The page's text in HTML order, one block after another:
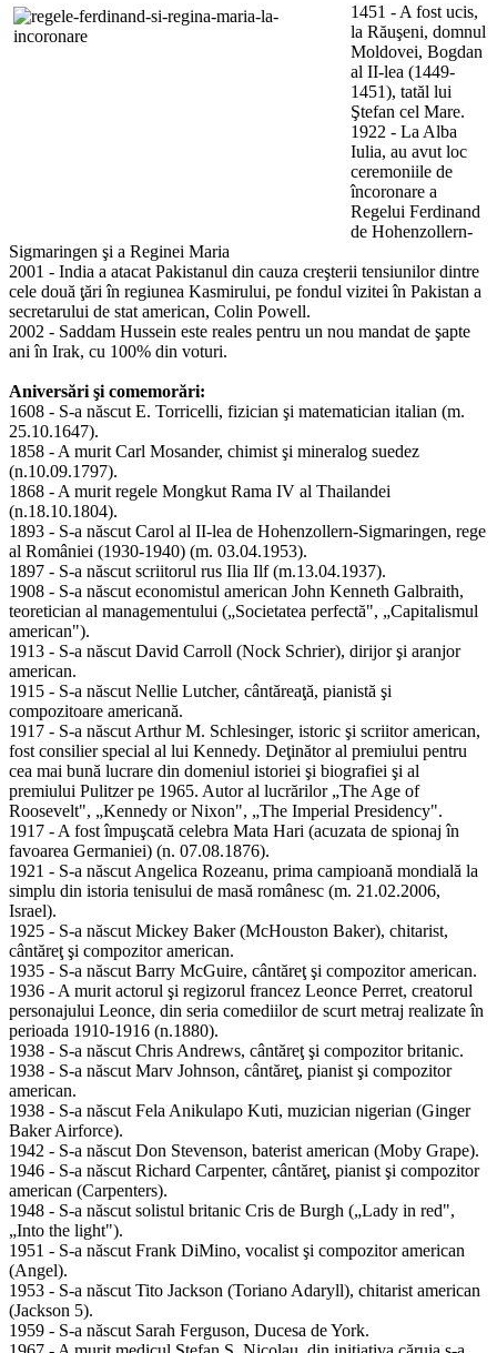
1451 - A fost ucis,
la Răuşeni, domnul
Moldovei, Bogdan
al II-lea (1449-
1451), tatăl lui
Ştefan cel Mare.
1922 - La Alba
Iulia, au avut loc
ceremoniile de
încoronare a
Regelui Ferdinand
de Hohenzollern-
Sigmaringen şi a Reginei Maria
2001 - India a atacat Pakistanul din cauza creşterii tensiunilor dintre
cele două ţări în regiunea Kasmirului, pe fondul vizitei în Pakistan a
secretarului de stat american, Colin Powell.
2002 - Saddam Hussein este reales pentru un nou mandat de şapte
ani în Irak, cu 100% din voturi.
Aniversări şi comemorări:
1608 - S-a născut E. Torricelli, fizician şi matematician italian (m.
25.10.1647).
1858 - A murit Carl Mosander, chimist şi mineralog suedez
(n.10.09.1797).
1868 - A murit regele Mongkut Rama IV al Thailandei
(n.18.10.1804).
1893 - S-a născut Carol al II-lea de Hohenzollern-Sigmaringen, rege
al României (1930-1940) (m. 03.04.1953).
1897 - S-a născut scriitorul rus Ilia Ilf (m.13.04.1937).
1908 - S-a născut economistul american John Kenneth Galbraith,
teoretician al managementului („Societatea perfectă", „Capitalismul
american").
1913 - S-a născut David Carroll (Nock Schrier), dirijor şi aranjor
american.
1915 - S-a născut Nellie Lutcher, cântăreaţă, pianistă şi
compozitoare americană.
1917 - S-a născut Arthur M. Schlesinger, istoric şi scriitor american,
fost consilier special al lui Kennedy. Deţinător al premiului pentru
cea mai bună lucrare din domeniul istoriei şi biografiei şi al
premiului Pulitzer pe 1965. Autor al lucrărilor „The Age of
Roosevelt", „Kennedy or Nixon", „The Imperial Presidency".
1917 - A fost împuşcată celebra Mata Hari (acuzata de spionaj în
favoarea Germaniei) (n. 07.08.1876).
1921 - S-a născut Angelica Rozeanu, prima campioană mondială la
simplu din istoria tenisului de masă românesc (m. 21.02.2006,
Israel).
1925 - S-a născut Mickey Baker (McHouston Baker), chitarist,
cântăreţ şi compozitor american.
1935 - S-a născut Barry McGuire, cântăreţ şi compozitor american.
1936 - A murit actorul şi regizorul francez Leonce Perret, creatorul
personajului Leonce, din seria comediilor de scurt metraj realizate în
perioada 1910-1916 (n.1880).
1938 - S-a născut Chris Andrews, cântăreţ şi compozitor britanic.
1938 - S-a născut Marv Johnson, cântăreţ, pianist şi compozitor
american.
1938 - S-a născut Fela Anikulapo Kuti, muzician nigerian (Ginger
Baker Airforce).
1942 - S-a născut Don Stevenson, baterist american (Moby Grape).
1946 - S-a născut Richard Carpenter, cântăreţ, pianist şi compozitor
american (Carpenters).
1948 - S-a născut solistul britanic Cris de Burgh („Lady in red",
„Into the light").
1951 - S-a născut Frank DiMino, vocalist şi compozitor american
(Angel).
1953 - S-a născut Tito Jackson (Toriano Adaryll), chitarist american
(Jackson 5).
1959 - S-a născut Sarah Ferguson, Ducesa de York.